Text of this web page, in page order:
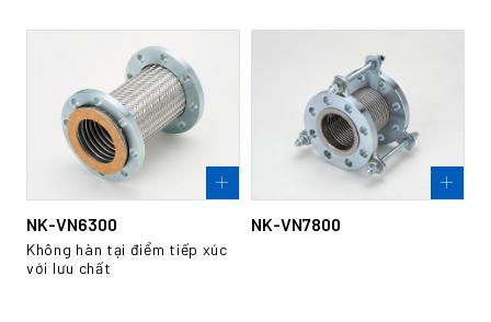
NK-VN6300
Không hàn tại điểm tiếp xúc
với lưu chất
NK-VN7800